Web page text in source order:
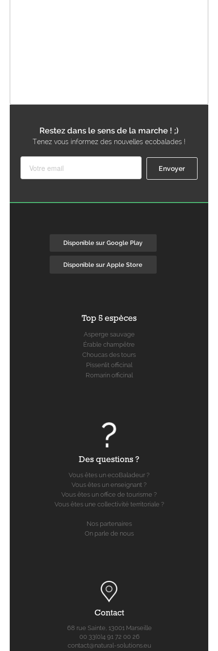
Restez dans le sens de la marche ! ;)
Tenez vous informez des nouvelles ecobalades !
Disponible sur Google Play
Disponible sur Apple Store
Top 5 espèces
Asperge sauvage
Érable champêtre
Choucas des tours
Pissenlit officinal
Romarin officinal
Des questions ?
Vous êtes un ecoBaladeur ?
Vous êtes un enseignant ?
Vous êtes un office de tourisme ?
Vous êtes une collectivité territoriale ?
Nos partenaires
On parle de nous
Contact
68 rue Sainte, 13001 Marseille
00 33(0)4 91 72 00 26
contact@natural-solutions.eu